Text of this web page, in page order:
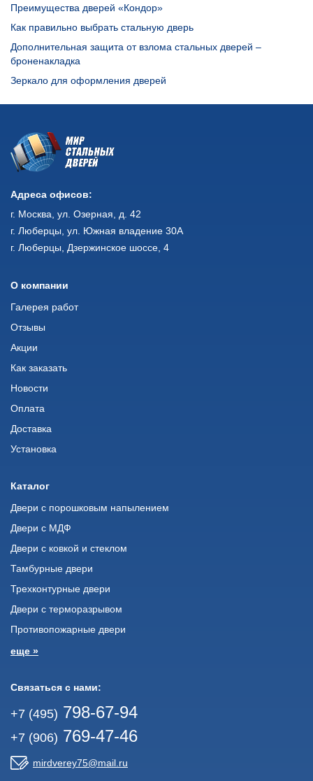
Преимущества дверей «Кондор»
Как правильно выбрать стальную дверь
Дополнительная защита от взлома стальных дверей –
броненакладка
Зеркало для оформления дверей
Адреса офисов:
г. Москва, ул. Озерная, д. 42
г. Люберцы, ул. Южная владение 30А
г. Люберцы, Дзержинское шоссе, 4
О компании
Галерея работ
Отзывы
Акции
Как заказать
Новости
Оплата
Доставка
Установка
Каталог
Двери с порошковым напылением
Двери с МДФ
Двери с ковкой и стеклом
Тамбурные двери
Трехконтурные двери
Двери с терморазрывом
Противопожарные двери
еще »
Связаться с нами:
+7 (495) 798-67-94
+7 (906) 769-47-46
mirdverey75@mail.ru